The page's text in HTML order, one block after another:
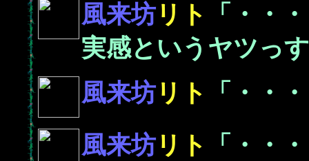
風来坊リト
「・・
実感というヤツっ
風来坊リト
「・・
風来坊リト
「・・